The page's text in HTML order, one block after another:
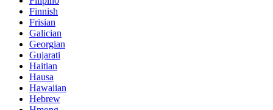
Finnish
Frisian
Galician
Georgian
Gujarati
Haitian
Hausa
Hawaiian
Hebrew